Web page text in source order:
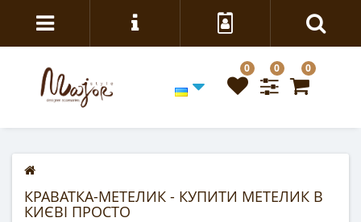
0 0 0
КРАВАТКА-МЕТЕЛИК - КУПИТИ МЕТЕЛИК В
КИЄВІ ПРОСТО